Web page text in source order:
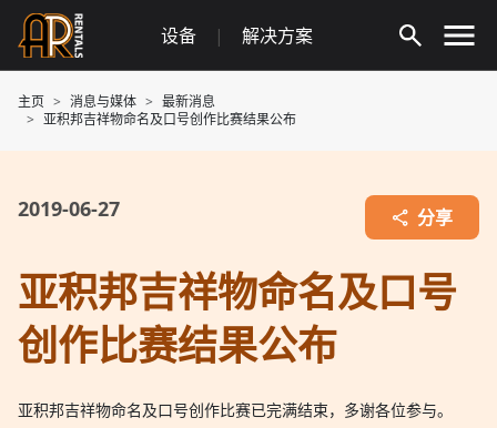
Skip
content
设备 | 解决方案
主页 消息与媒体
最新消息
亚积邦吉祥物命名及口号创作比赛结果公布
2019-06-27 分享
亚积邦吉祥物命名及口号
创作比赛结果公布
亚积邦吉祥物命名及口号创作比赛已完满结束，多谢各位参与。